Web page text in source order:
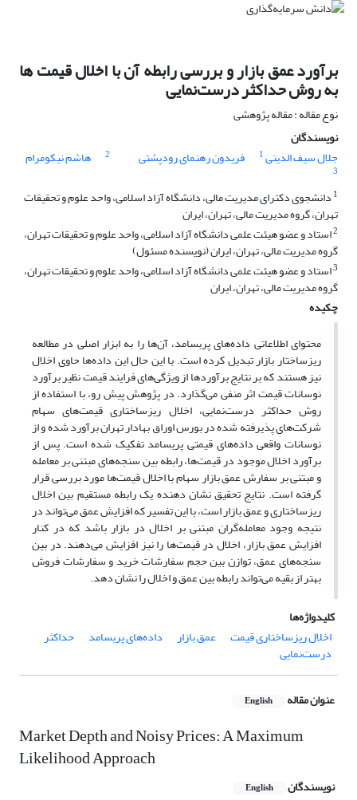
برآورد عمق بازار و بررسی رابطه آن با اخلال قیمت ها
به روش حداکثر درست‌نمایی
نوع مقاله : مقاله پژوهشی
نویسندگان
جلال سیف الدینی1 فریدون رهنمای رودپشتی 2 هاشم نیکومرام
3
1 دانشجوی دکترای مدیریت مالی، دانشگاه آزاد اسلامی، واحد علوم و تحقیقات
تهران، گروه مدیریت مالی، تهران، ایران
2استاد و عضو هیئت علمی دانشگاه آزاد اسلامی، واحد علوم و تحقیقات تهران،
گروه مدیریت مالی، تهران، ایران (نویسنده مسئول)
3استاد و عضو هیئت علمی دانشگاه آزاد اسلامی، واحد علوم و تحقیقات تهران،
گروه مدیریت مالی، تهران، ایران
چکیده
محتوای اطلاعاتی داده‌های پربسامد، آن‌ها را به ابزار اصلی در مطالعه
ریزساختار بازار تبدیل کرده است. با این حال این داده‌ها حاوی اخلال
نیز هستند که بر نتایج برآوردها از ویژگی‌های فرایند قیمت نظیر برآورد
نوسانات قیمت اثر منفی می‌گذارد. در پژوهش پیش رو، با استفاده از
روش حداکثر درست‌نمایی، اخلال ریزساختاری قیمت‌های سهام
شرکت‌های پذیرفته شده در بورس اوراق بهادار تهران برآورد شده و از
نوسانات واقعی داده‌های قیمتی پربسامد تفکیک شده است. پس از
برآورد اخلال موجود در قیمت‌ها، رابطه بین سنجه‌های مبتنی بر معامله
و مبتنی بر سفارش عمق بازار سهام با اخلال قیمت‌ها مورد بررسی قرار
گرفته است. نتایج تحقیق نشان دهنده یک رابطه مستقیم بین اخلال
ریزساختاری و عمق بازار است، با این تفسیر که افزایش عمق می‌تواند در
نتیجه وجود معامله‌گران مبتنی بر اخلال در بازار باشد که در کنار
افزایش عمق بازار، اخلال در قیمت‌ها را نیز افزایش می‌دهند. در بین
سنجه‌های عمق، توازن بین حجم سفارشات خرید و سفارشات فروش
بهتر از بقیه می‌تواند رابطه بین عمق و اخلال را نشان دهد.
کلیدواژه‌ها
اخلال ریزساختاری قیمت
عمق بازار داده‌های پربسامد حداکثر
درست‌نمایی
عنوان مقاله English
Market Depth and Noisy Prices: A Maximum
Likelihood Approach
نویسندگان English